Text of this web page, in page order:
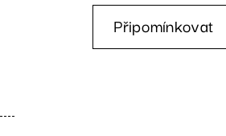
Připomínkovat